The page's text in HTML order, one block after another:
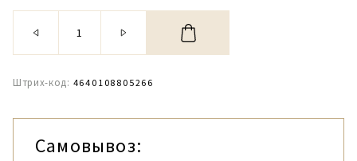
Штрих-код: 4640108805266
Самовывоз: